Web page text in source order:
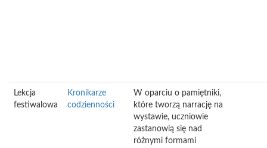
Lekcja
festiwalowa
Kronikarze
codzienności
W oparciu o pamiętniki,
które tworzą narrację na
wystawie, uczniowie
zastanowią się nad
różnymi formami